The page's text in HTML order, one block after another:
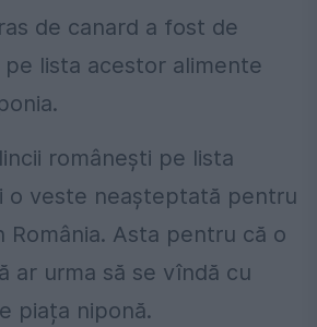
de canard a fost de
pe lista acestor alimente
românești pe lista
o veste neașteptată pentru
România. Asta pentru că o
ar urma să se vîndă cu
piața niponă.